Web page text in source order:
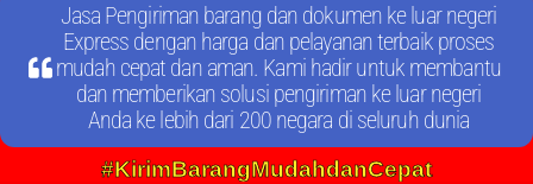
Jasa Pengiriman barang dan dokumen ke luar negeri
Express dengan harga dan pelayanan terbaik proses
mudah cepat dan aman. Kami hadir untuk membantu
dan memberikan solusi pengiriman ke luar negeri
Anda ke lebih dari 200 negara di seluruh dunia
#KirimBarangMudahdanCepat